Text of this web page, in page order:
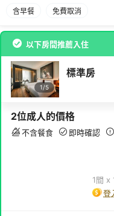
20
含早餐 免費取消
以下房間推薦入住
1/5
標準房
2位成人的價格
不含餐食
即時確認
1間 x
登